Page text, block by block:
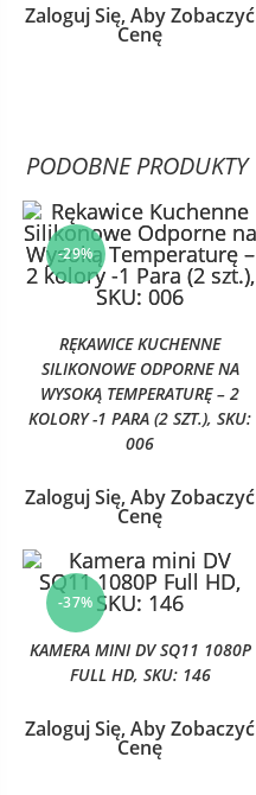
Zaloguj Się, Aby Zobaczyć
Cenę
PODOBNE PRODUKTY
-29%
RĘKAWICE KUCHENNE
SILIKONOWE ODPORNE NA
WYSOKĄ TEMPERATURĘ – 2
KOLORY -1 PARA (2 SZT.), SKU:
006
Zaloguj Się, Aby Zobaczyć
Cenę
-37%
KAMERA MINI DV SQ11 1080P
FULL HD, SKU: 146
Zaloguj Się, Aby Zobaczyć
Cenę